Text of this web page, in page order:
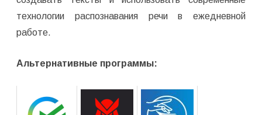
технологии распознавания речи в ежедневной
работе.
Альтернативные программы: